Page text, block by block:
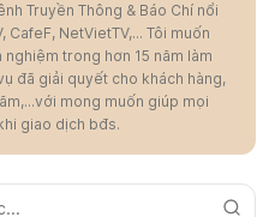
Truyền Thông & Báo Chí nổi
CafeF, NetVietTV,... Tôi muốn
nghiệm trong hơn 15 năm làm
đã giải quyết cho khách hàng,
mong muốn giúp mọi
giao dịch bđs.